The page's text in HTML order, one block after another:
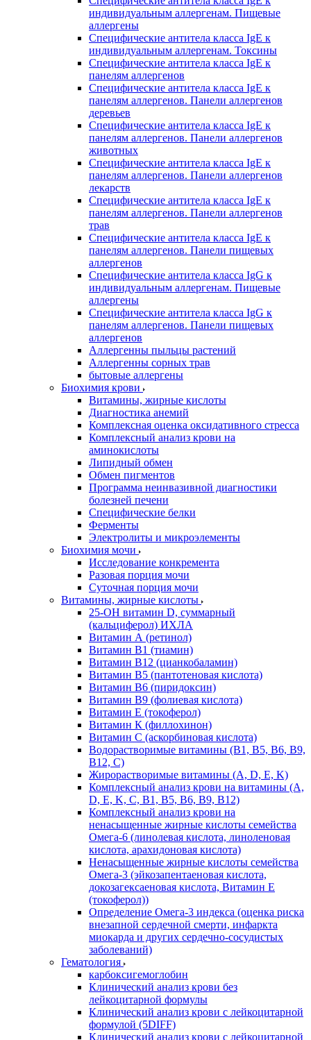
индивидуальным аллергенам. Пищевые
аллергены
Специфические антитела класса IgE к
индивидуальным аллергенам. Токсины
Специфические антитела класса IgE к
панелям аллергенов
Специфические антитела класса IgE к
панелям аллергенов. Панели аллергенов
деревьев
Специфические антитела класса IgE к
панелям аллергенов. Панели аллергенов
животных
Специфические антитела класса IgE к
панелям аллергенов. Панели аллергенов
лекарств
Специфические антитела класса IgE к
панелям аллергенов. Панели аллергенов
трав
Специфические антитела класса IgE к
панелям аллергенов. Панели пищевых
аллергенов
Специфические антитела класса IgG к
индивидуальным аллергенам. Пищевые
аллергены
Специфические антитела класса IgG к
панелям аллергенов. Панели пищевых
аллергенов
Аллергенны пыльцы растений
Аллергенны сорных трав
бытовые аллергены
Биохимия крови
Витамины, жирные кислоты
Диагностика анемий
Комплексная оценка оксидативного стресса
Комплексный анализ крови на
аминокислоты
Липидный обмен
Обмен пигментов
Программа неинвазивной диагностики
болезней печени
Специфические белки
Ферменты
Электролиты и микроэлементы
Биохимия мочи
Исследование конкремента
Разовая порция мочи
Суточная порция мочи
Витамины, жирные кислоты
25-OH витамин D, суммарный
(кальциферол) ИХЛА
Витамин А (ретинол)
Витамин В1 (тиамин)
Витамин В12 (цианкобаламин)
Витамин В5 (пантотеновая кислота)
Витамин В6 (пиридоксин)
Витамин В9 (фолиевая кислота)
Витамин Е (токоферол)
Витамин К (филлохинон)
Витамин С (аскорбиновая кислота)
Водорастворимые витамины (B1, B5, B6, В9,
В12, С)
Жирорастворимые витамины (A, D, E, K)
Комплексный анализ крови на витамины (A,
D, E, K, C, B1, B5, B6, В9, B12)
Комплексный анализ крови на
ненасыщенные жирные кислоты семейства
Омега-6 (линолевая кислота, линоленовая
кислота, арахидоновая кислота)
Ненасыщенные жирные кислоты семейства
Омега-3 (эйкозапентаеновая кислота,
докозагексаеновая кислота, Витамин E
(токоферол))
Определение Омега-3 индекса (оценка риска
внезапной сердечной смерти, инфаркта
миокарда и других сердечно-сосудистых
заболеваний)
Гематология
карбоксигемоглобин
Клинический анализ крови без
лейкоцитарной формулы
Клинический анализ крови с лейкоцитарной
формулой (5DIFF)
Клинический анализ крови с лейкоцитарной